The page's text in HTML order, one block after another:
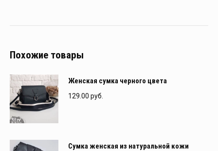
Похожие товары
Женская сумка черного цвета
129.00 руб.
Сумка женская из натуральной кожи